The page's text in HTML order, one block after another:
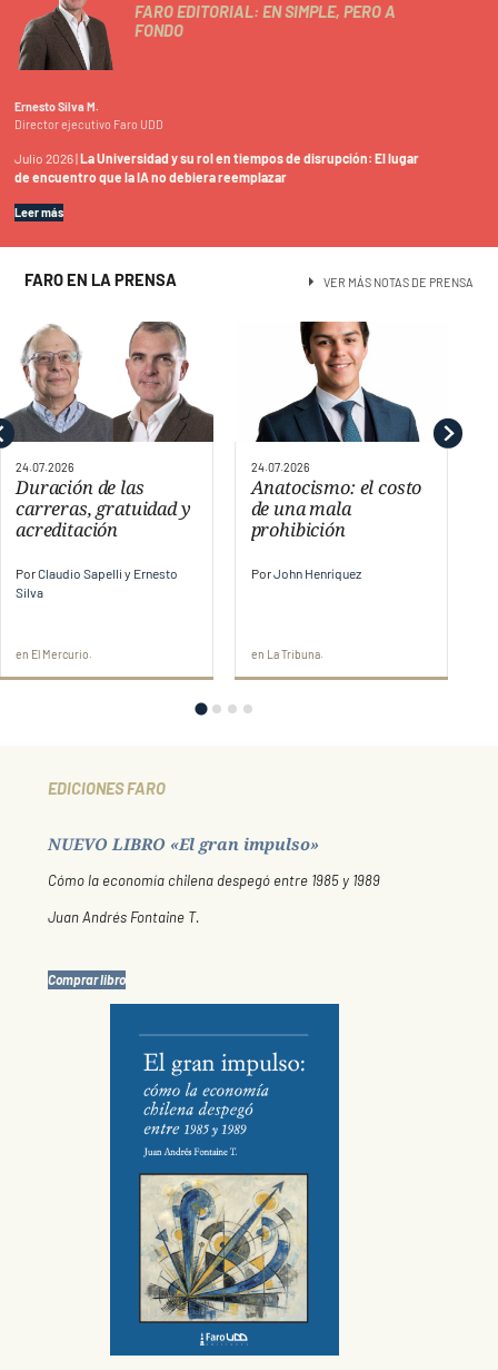
FARO EDITORIAL: EN SIMPLE, PERO A
FONDO
Ernesto Silva M.
Director ejecutivo Faro UDD
Julio 2026 |La Universidad y su rol en tiempos de disrupción: El lugar
de encuentro que la IA no debiera reemplazar
Leer más
FARO EN LA PRENSA VER MÁS NOTAS DE PRENSA
24.07.2026
Duración de las
carreras, gratuidad y
acreditación
PorClaudio Sapelli y Ernesto
Silva
en El Mercurio
24.07.2026
Anatocismo: el costo
de una mala
prohibición
PorJohn Henríquez
en La Tribuna
EDICIONES FARO
NUEVO LIBRO «El gran impulso»
Cómo la economía chilena despegó entre 1985 y 1989
Juan Andrés Fontaine T.
Comprar libro